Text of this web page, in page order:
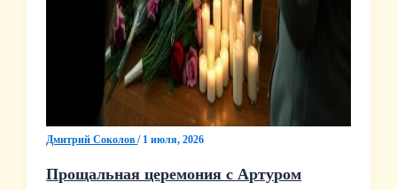
Дмитрий Соколов/ 1 июля, 2026
Прощальная церемония с Артуром